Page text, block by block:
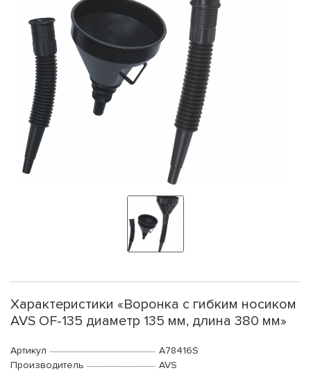
Характеристики «Воронка с гибким носиком
AVS OF-135 диаметр 135 мм, длина 380 мм»
Артикул
A78416S
Производитель
AVS